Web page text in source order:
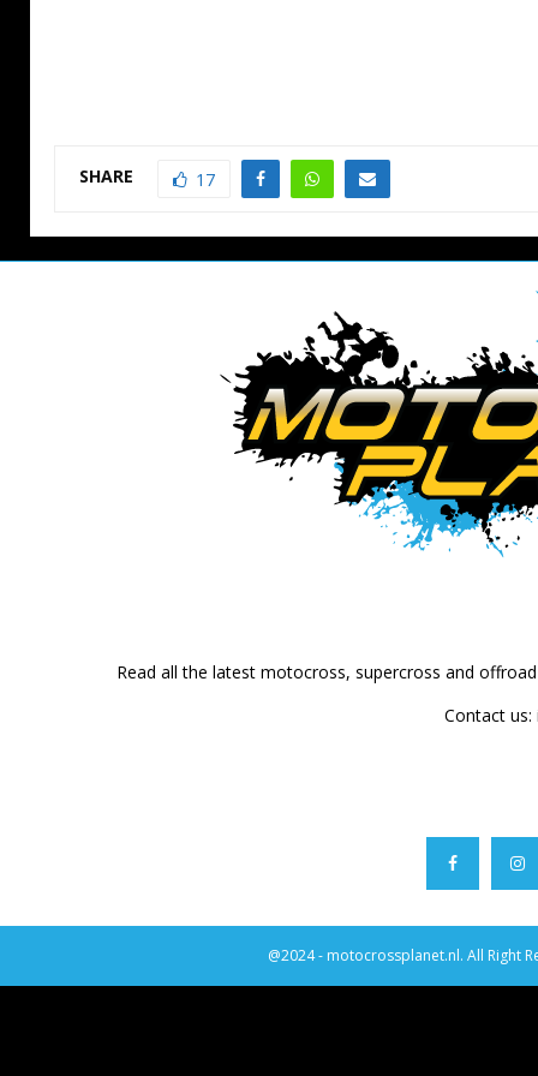
SHARE 17
Read all the latest motocross, supercross and
Contact us:
@2024 - motocrossplanet.nl. All Right